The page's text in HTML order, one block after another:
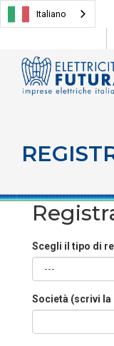
Italiano
Scegli il tipo di
Società (scrivi